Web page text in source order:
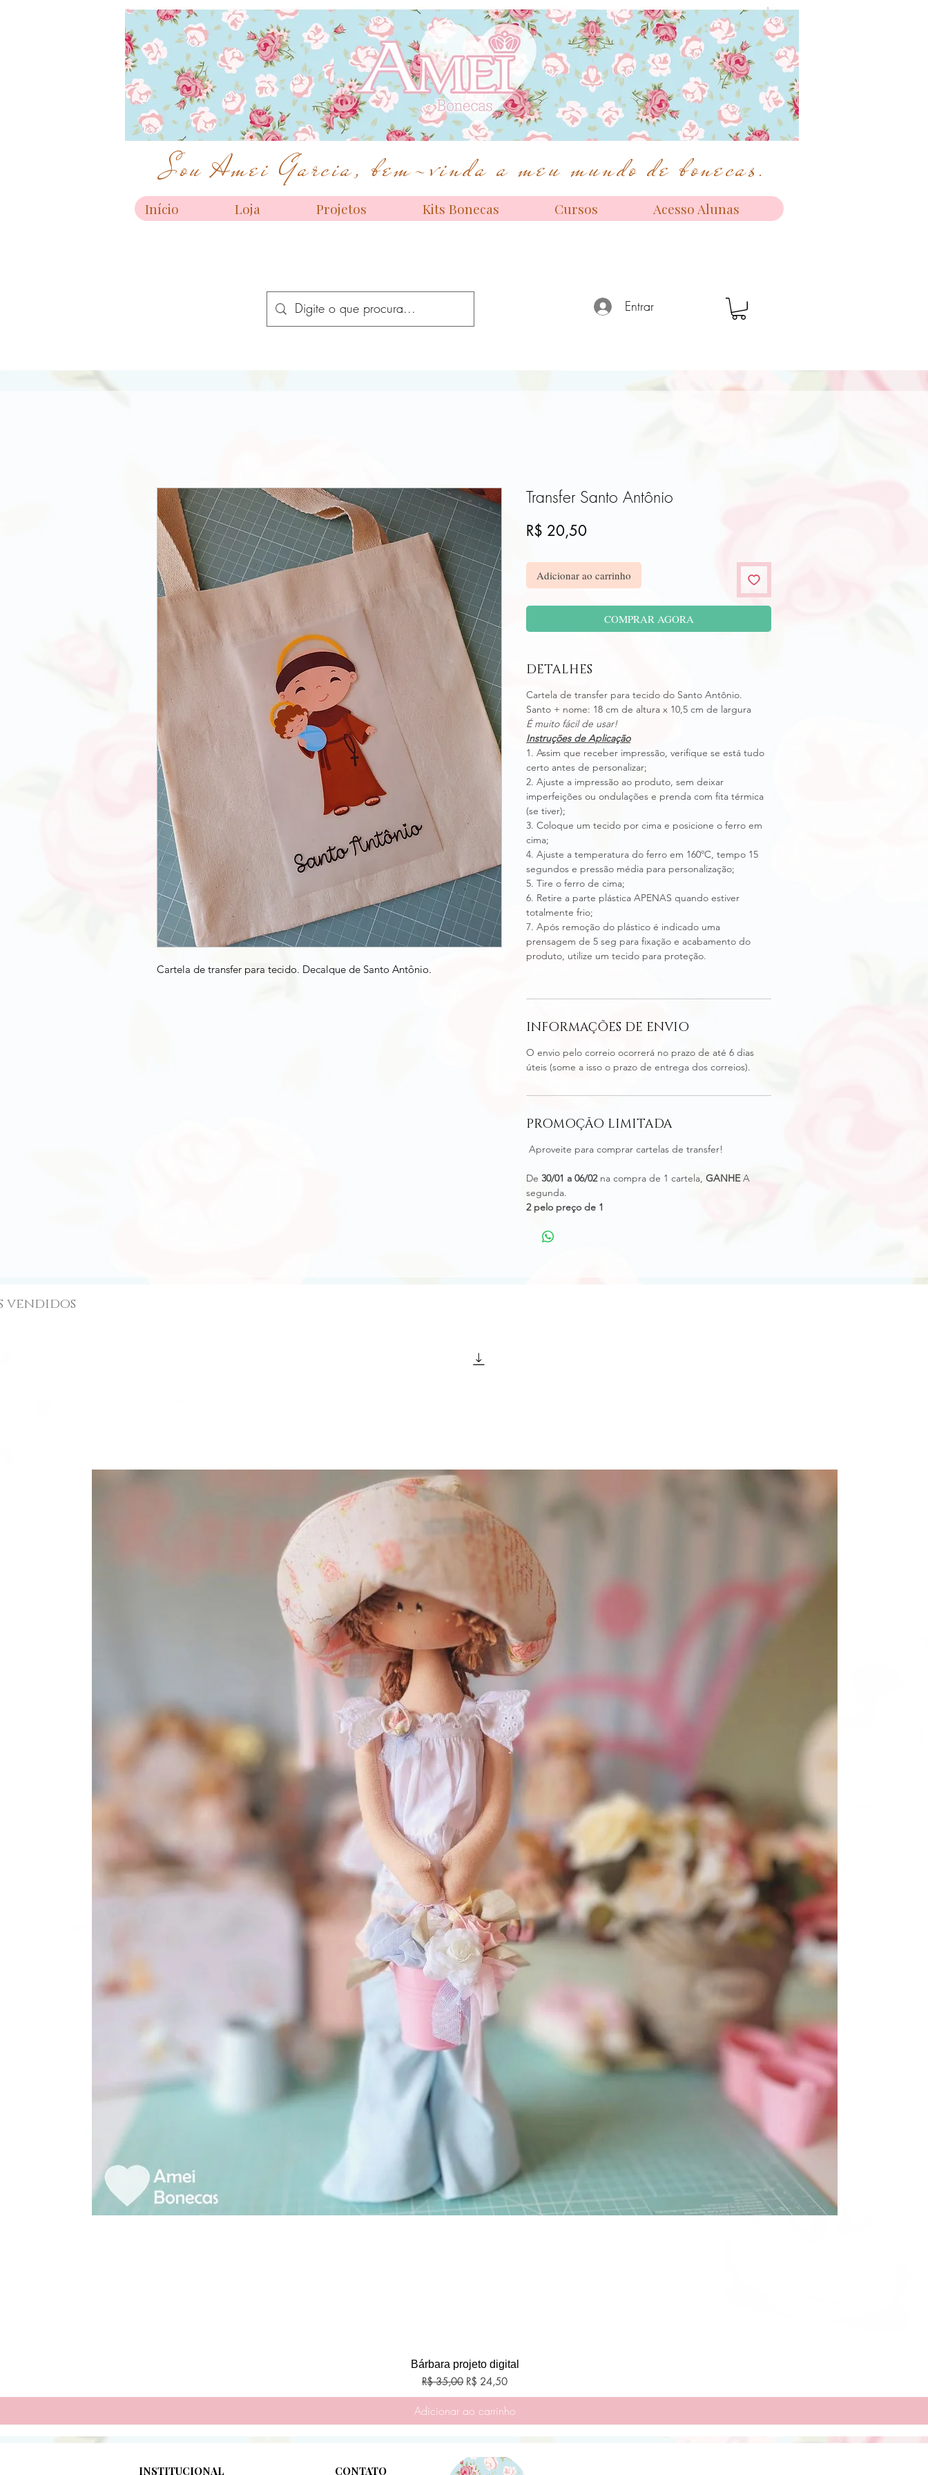
Sou Amei Garcia, bem-vinda a meu mundo de bonecas.
Início Loja Projetos Kits Bonecas Cursos Acesso Alunas
Entrar
Cartela de transfer para tecido. Decalque de Santo Antônio.
Transfer Santo Antônio
R$ 20,50Preço
Adicionar ao carrinho
COMPRAR AGORA
DETALHES
Cartela de transfer para tecido do Santo Antônio.
Santo + nome: 18 cm de altura x 10,5 cm de largura
É muito fácil de usar!
Instruções de Aplicação
1. Assim que receber impressão, verifique se está tudo
certo antes de personalizar;
2. Ajuste a impressão ao produto, sem deixar
imperfeições ou ondulações e prenda com fita térmica
(se tiver);
3. Coloque um tecido por cima e posicione o ferro em
cima;
4. Ajuste a temperatura do ferro em 160ºC, tempo 15
segundos e pressão média para personalização;
5. Tire o ferro de cima;
6. Retire a parte plástica APENAS quando estiver
totalmente frio;
7. Após remoção do plástico é indicado uma
prensagem de 5 seg para fixação e acabamento do
produto, utilize um tecido para proteção.
INFORMAÇÕES DE ENVIO
O envio pelo correio ocorrerá no prazo de até 6 dias
úteis (some a isso o prazo de entrega dos correios).
PROMOÇÃO LIMITADA
Aproveite para comprar cartelas de transfer!
De 30/01 a 06/02na compra de 1 cartela, GANHE A
segunda.
2 pelo preço de 1
vendidos
Visualização rápida
Bárbara projeto digital
Preço normal
R$ 35,00 Preço promocional
R$ 24,50
Adicionar ao carrinho
Bonecas de alta costura
INSTITUCIONAL CONTATO